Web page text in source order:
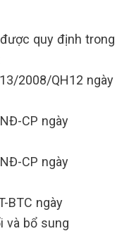
quy định trong
2008/QH12 ngày
CP ngày
CP ngày
BTC ngày
và bổ sung